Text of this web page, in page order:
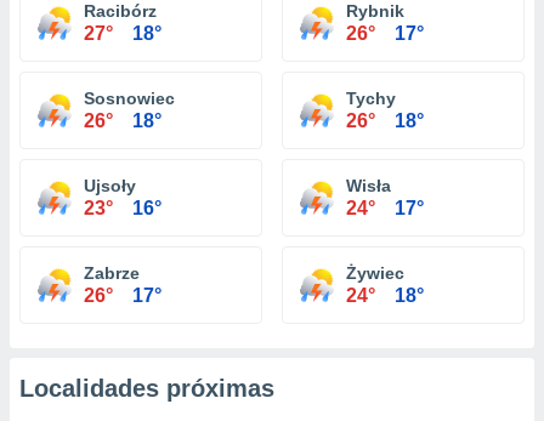
Racibórz
27° 18°
Rybnik
26° 17°
Sosnowiec
26° 18°
Tychy
26° 18°
Ujsoły
23° 16°
Wisła
24° 17°
Zabrze
26° 17°
Żywiec
24° 18°
Localidades próximas